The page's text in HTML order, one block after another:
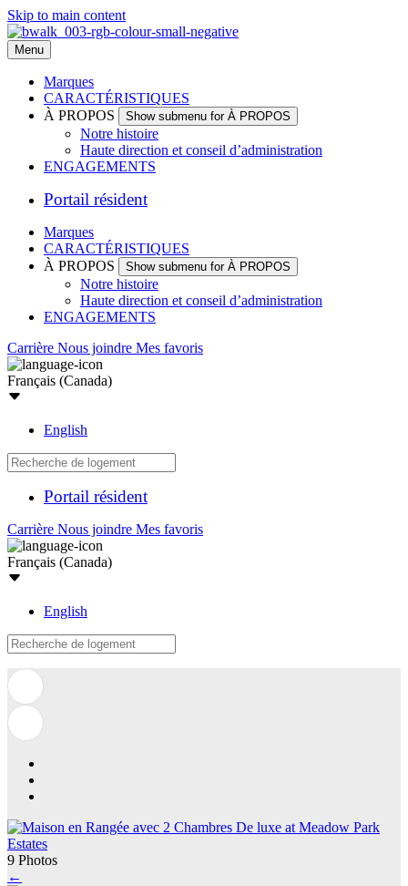
Skip to main content
Menu
Marques
CARACTÉRISTIQUES
À PROPOS
Show submenu for À PROPOS
Notre histoire
Haute direction et conseil d’administration
ENGAGEMENTS
Portail résident
Marques
CARACTÉRISTIQUES
À PROPOS
Show submenu for À PROPOS
Notre histoire
Haute direction et conseil d’administration
ENGAGEMENTS
Carrière Nous joindre Mes favoris
Français (Canada)
English
Portail résident
Carrière Nous joindre Mes favoris
Français (Canada)
English
9 Photos
←